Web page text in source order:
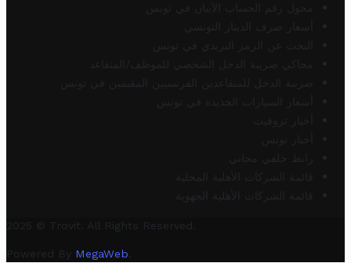
محول رقم الحساب الآيبان في تونس
أسعار صرف الدينار التونسي
البحث عن الرمز البريدي في تونس
محاكي ضريبة الدخل الشخصي للموظف/المتقاعد
ضريبة الدخل للمتقاعدين الفرنسيين المقيمين في تونس
أسعار السيارات الجديدة في تونس
أخبار تروفيت
أخبار تونس
رابط خلفي مجاني
قائمة الشركات الأهلية المحلية
قائمة الشركات الأهلية الجهوية
2025 © Trovit. All Rights Reserved.
Powered By MegaWeb